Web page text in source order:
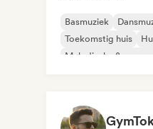
Basmuziek
Toekomstig huis
Melodische &